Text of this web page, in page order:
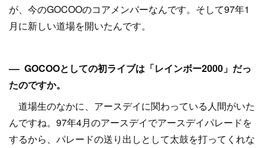
が、今のGOCOOのコアメンバーなんです。そして97年1
月に新しい道場を開いたんです。
–– GOCOOとしての初ライブは「レインボー2000」だっ
たのですか。
道場生のなかに、アースデイに関わっている人間がいた
んですね。97年4月のアースデイでアースデイパレードを
するから、パレードの送り出しとして太鼓を打ってくれな